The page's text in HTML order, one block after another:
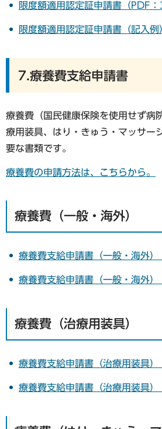
限度額適用認定証申請書（PDF：
限度額適用認定証申請書（記入例
7.療養費支給申請書
療養費（国民健康保険を使用せず病
療用装具、はり・きゅう・マッサー
要な書類です。
療養費の申請方法は、こちらから。
療養費（一般・海外）
療養費支給申請書（一般・海外）
療養費支給申請書（一般・海外
療養費（治療用装具）
療養費支給申請書（治療用装具）
療養費支給申請書（治療用装具）